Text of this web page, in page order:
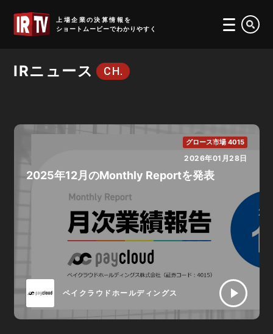
上場企業の決算情報を
ショートムービーでわかりやすく
IRニュース CH.
グロース市場 4015
2026年01月28日
ペイクラウドホールディングス
2025年12月のMonthly Reportを発表